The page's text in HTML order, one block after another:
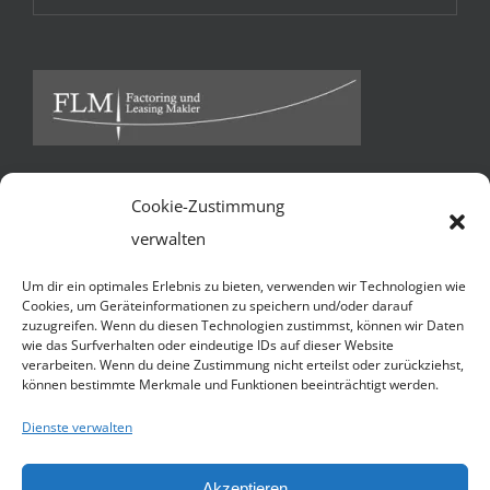
Cookie-Zustimmung
verwalten
Um dir ein optimales Erlebnis zu bieten, verwenden wir Technologien wie
Cookies, um Geräteinformationen zu speichern und/oder darauf
zuzugreifen. Wenn du diesen Technologien zustimmst, können wir Daten
wie das Surfverhalten oder eindeutige IDs auf dieser Website
verarbeiten. Wenn du deine Zustimmung nicht erteilst oder zurückziehst,
können bestimmte Merkmale und Funktionen beeinträchtigt werden.
Dienste verwalten
Ballindamm 13 * 20095 Hamburg
Telefon:+49 40 3252 7941
Handy:+49 1590 4509055 (N. Jacobsen)
Website:http://flmakler.de